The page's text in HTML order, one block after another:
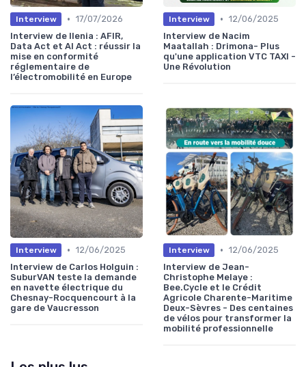
Interview • 17/07/2026
Interview de Ilenia : AFIR,
Data Act et AI Act : réussir la
mise en conformité
réglementaire de
l’électromobilité en Europe
Interview • 12/06/2025
Interview de Nacim
Maatallah : Drimona- Plus
qu'une application VTC TAXI -
Une Révolution
Interview • 12/06/2025
Interview de Carlos Holguin :
SuburVAN teste la demande
en navette électrique du
Chesnay-Rocquencourt à la
gare de Vaucresson
Interview • 12/06/2025
Interview de Jean-
Christophe Melaye :
Bee.Cycle et le Crédit
Agricole Charente-Maritime
Deux-Sèvres - Des centaines
de vélos pour transformer la
mobilité professionnelle